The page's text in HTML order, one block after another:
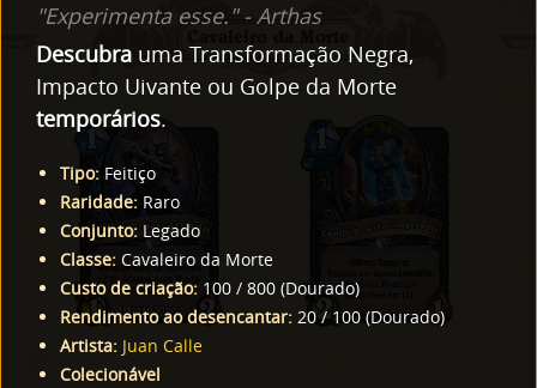
"Experimenta esse." - Arthas
Descubra uma Transformação Negra,
Impacto Uivante ou Golpe da Morte
temporários.
Tipo: Feitiço
Raridade: Raro
Conjunto: Legado
Classe: Cavaleiro da Morte
Custo de criação: 100 / 800 (Dourado)
Rendimento ao desencantar: 20/100 (Dourado)
Artista: Juan Calle
Colecionável